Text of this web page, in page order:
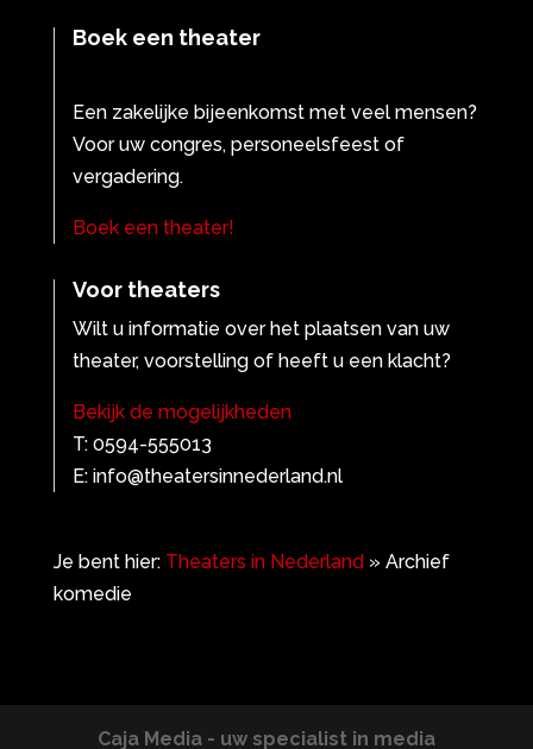
Boek een theater
Een zakelijke bijeenkomst met veel mensen?
Voor uw congres, personeelsfeest of
vergadering.
Boek een theater!
Voor theaters
Wilt u informatie over het plaatsen van uw
theater, voorstelling of heeft u een klacht?
Bekijk de mogelijkheden
T: 0594-555013
E: info@theatersinnederland.nl
Je bent hier: Theaters in Nederland» Archief
komedie
Caja Media - uw specialist in media